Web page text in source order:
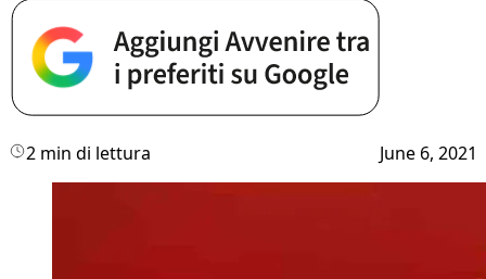
2 min di lettura June 6, 2021